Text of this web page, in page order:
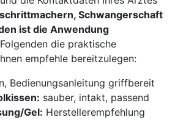
Schwangerschaft
ist​ die Anwendung
die praktische
empfehle bereitzulegen:
Bedienungsanleitung⁣ griffbereit
sauber, ‌intakt, ⁣passend
Gel: Herstellerempfehlung